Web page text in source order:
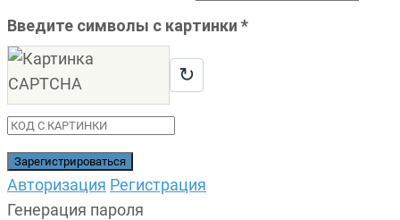
Введите символы с картинки *
↻
Авторизация Регистрация
Генерация пароля